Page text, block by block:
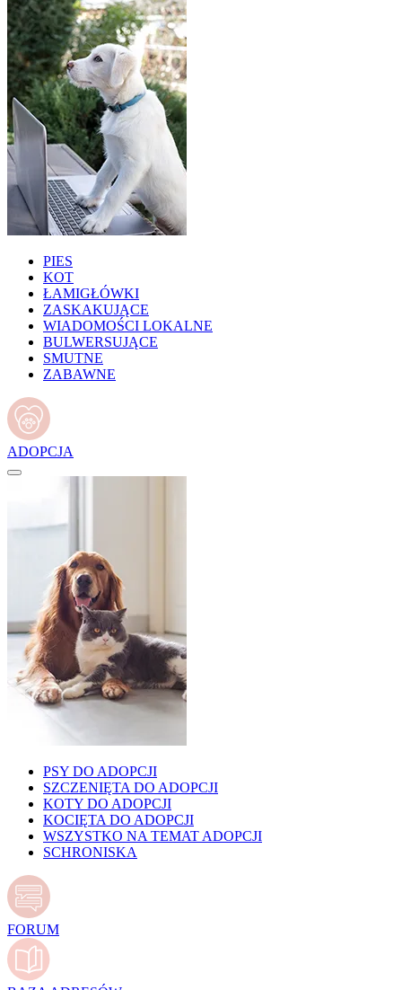
PIES
KOT
ŁAMIGŁÓWKI
ZASKAKUJĄCE
WIADOMOŚCI LOKALNE
BULWERSUJĄCE
SMUTNE
ZABAWNE
ADOPCJA
PSY DO ADOPCJI
SZCZENIĘTA DO ADOPCJI
KOTY DO ADOPCJI
KOCIĘTA DO ADOPCJI
WSZYSTKO NA TEMAT ADOPCJI
SCHRONISKA
FORUM